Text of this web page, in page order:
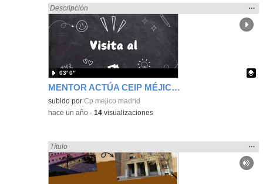
MENTOR ACTÚA CEIP MÉJICO Y CEIP AGUSTINA DE ARAGON
Encontrado «zaragoza» en:
Descripción
la
…
Contenido educativo.
subido porCp mejico madrid
03′ 0″
-hace un año -14 visualizaciones
Encontrado «zaragoza» en:
Título
la
…